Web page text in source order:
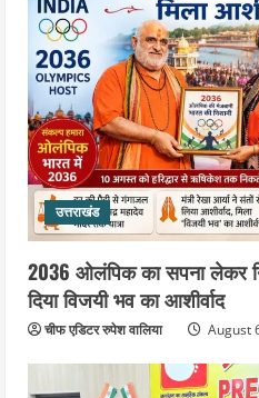
4
उत्तराखंड
जिला जेल में
संगीतमय
संदेश
August 5,
उत्तराखंड
कांवड़ियों की
विकास
से जीता
August 5,
उत्तराखंड
2036 ओलंपिक का सपना लेकर
दिया विजयी भव का आशीर्वाद
चीफ एडिटर रुपेश वालिया August